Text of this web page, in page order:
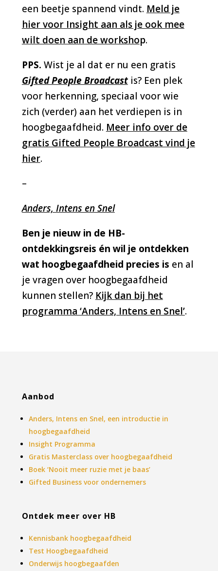
een beetje spannend vindt. Meld je
hier voor Insight aan als je ook mee
wilt doen aan de workshop.
PPS. Wist je al dat er nu een gratis
Gifted People Broadcastis? Een plek
voor herkenning, speciaal voor wie
zich (verder) aan het verdiepen is in
hoogbegaafdheid. Meer info over de
gratis Gifted People Broadcast vind je
hier.
–
Anders, Intens en Snel
Ben je nieuw in de HB-
ontdekkingsreis én wil je ontdekken
wat hoogbegaafdheid precies is en al
je vragen over hoogbegaafdheid
kunnen stellen? Kijk dan bij het
programma ‘Anders, Intens en Snel’.
Aanbod
Anders, Intens en Snel, een introductie in
hoogbegaafdheid
Insight Programma
Gratis Masterclass over hoogbegaafdheid
Boek ‘Nooit meer ruzie met je baas’
Gifted Business voor ondernemers
Ontdek meer over HB
Kennisbank hoogbegaafdheid
Test Hoogbegaafdheid
Onderwijs hoogbegaafden